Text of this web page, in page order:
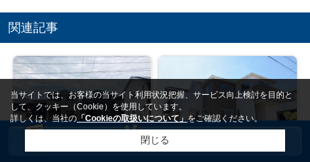
関連記事
当サイトでは、お客様の当サイト利用状況把握、サービス向上検討を目的と
して、クッキー（Cookie）を使用しています。
詳しくは、当社の「Cookieの取扱いについて」をご確認ください。
閉じる